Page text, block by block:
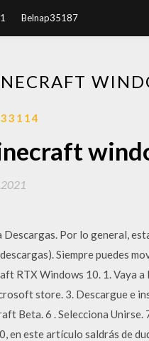
Belnap35187
Por lo general,
Siempre puedes
RTX Windows 10. 1. Vaya a
store. 3. Descargue e
Beta. 6 . Selecciona Unirse.
este artículo saldrás de